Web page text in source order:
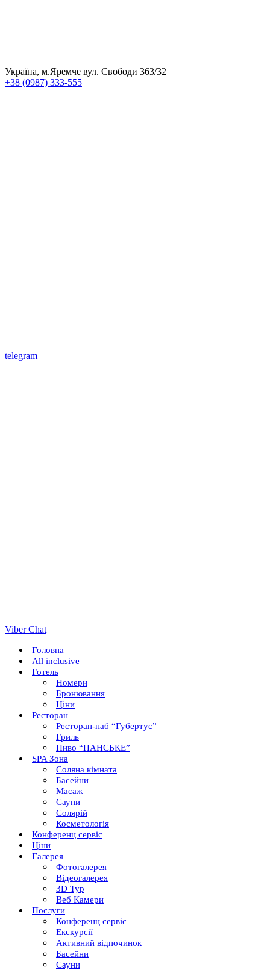
Україна, м.Яремче вул. Свободи 363/32
+38 (0987) 333-555
telegram
Viber Chat
Головна
All inclusive
Готель
Номери
Бронювання
Ціни
Ресторан
Ресторан-паб “Губертус”
Гриль
Пиво “ПАНСЬКЕ”
SPA Зона
Соляна кімната
Басейни
Масаж
Сауни
Солярій
Косметологія
Конференц сервіс
Ціни
Галерея
Фотогалерея
Відеогалерея
3D Тур
Веб Камери
Послуги
Конференц сервіс
Екскурсії
Активний відпочинок
Басейни
Сауни